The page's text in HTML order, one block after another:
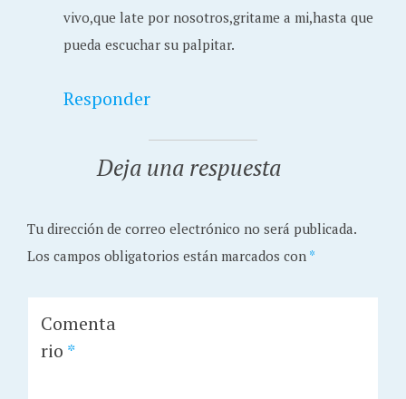
vivo,que late por nosotros,gritame a mi,hasta que
pueda escuchar su palpitar.
Responder
Deja una respuesta
Tu dirección de correo electrónico no será publicada.
Los campos obligatorios están marcados con *
Comenta
rio *